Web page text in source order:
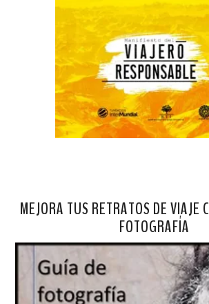
MEJORA TUS RETRATOS DE VIAJE
FOTOGRAFÍA